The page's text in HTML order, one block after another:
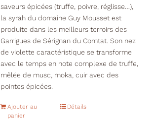
saveurs épicées (truffe, poivre, réglisse…),
la syrah du domaine Guy Mousset est
produite dans les meilleurs terroirs des
Garrigues de Sérignan du Comtat. Son nez
de violette caractéristique se transforme
avec le temps en note complexe de truffe,
mêlée de musc, moka, cuir avec des
pointes épicées.
Ajouter au
panier
Détails